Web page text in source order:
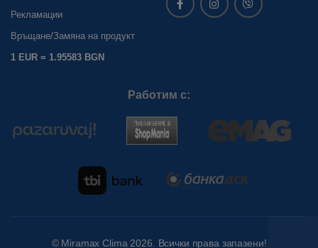
Рекламации
Връщане/Замяна на продукт
1 EUR = 1.95583 BGN
Работим с:
© Miramax Clima 2026. Всички права запазени!